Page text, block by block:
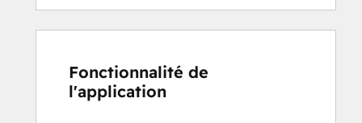
Fonctionnalité de
l'application